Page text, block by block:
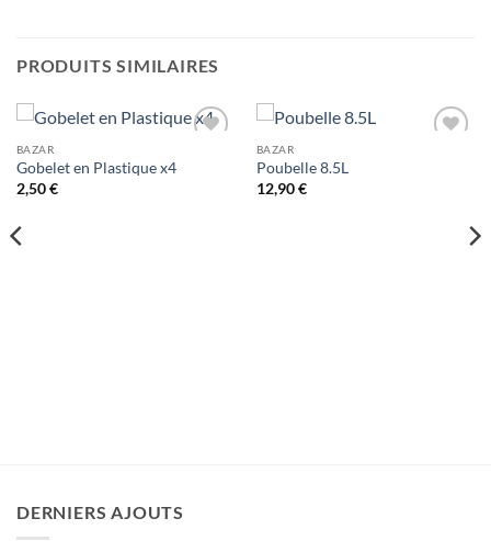
PRODUITS SIMILAIRES
BAZAR
Gobelet en Plastique x4
2,50€
BAZAR
Poubelle 8.5L
12,90€
DERNIERS AJOUTS